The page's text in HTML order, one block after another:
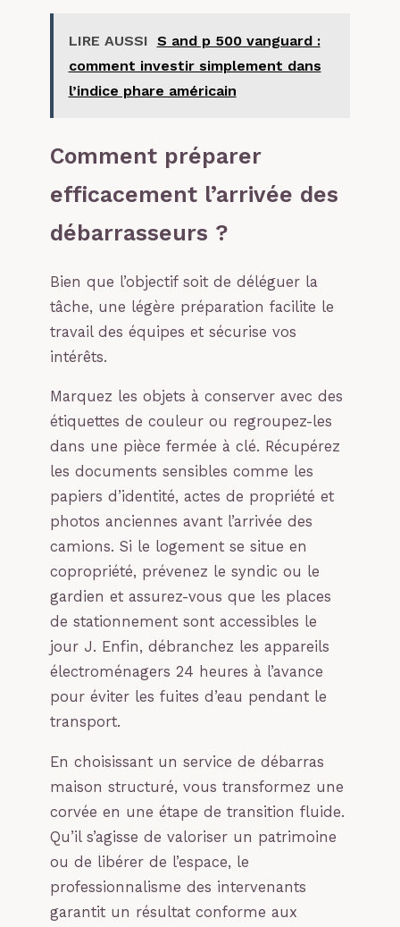
LIRE AUSSI S and p 500 vanguard :
comment investir simplement dans
l’indice phare américain
Comment préparer
efficacement l’arrivée des
débarrasseurs ?
Bien que l’objectif soit de déléguer la
tâche, une légère préparation facilite le
travail des équipes et sécurise vos
intérêts.
Marquez les objets à conserver avec des
étiquettes de couleur ou regroupez-les
dans une pièce fermée à clé. Récupérez
les documents sensibles comme les
papiers d’identité, actes de propriété et
photos anciennes avant l’arrivée des
camions. Si le logement se situe en
copropriété, prévenez le syndic ou le
gardien et assurez-vous que les places
de stationnement sont accessibles le
jour J. Enfin, débranchez les appareils
électroménagers 24 heures à l’avance
pour éviter les fuites d’eau pendant le
transport.
En choisissant un service de débarras
maison structuré, vous transformez une
corvée en une étape de transition fluide.
Qu’il s’agisse de valoriser un patrimoine
ou de libérer de l’espace, le
professionnalisme des intervenants
garantit un résultat conforme aux